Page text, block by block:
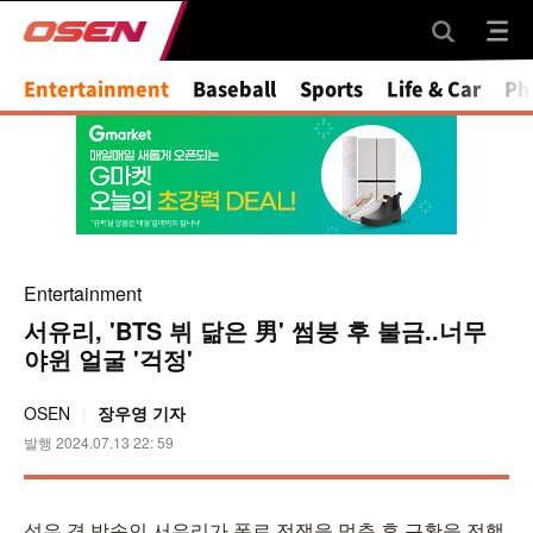
Mute
Entertainment Baseball Sports Life & Car
Entertainment
서유리, 'BTS 뷔 닮은 男' 썸붕 후 불금..너무
야윈 얼굴 '걱정'
OSEN 장우영 기자
발행 2024.07.13 22: 59